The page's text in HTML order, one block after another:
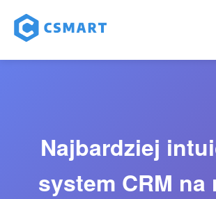
Najbardziej
system CRM na